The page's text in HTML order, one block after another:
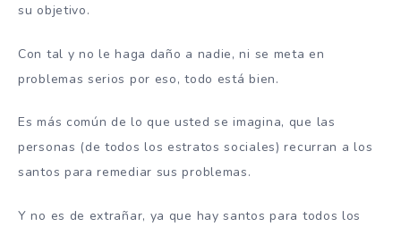
su objetivo.
Con tal y no le haga daño a nadie, ni se meta en
problemas serios por eso, todo está bien.
Es más común de lo que usted se imagina, que las
personas (de todos los estratos sociales) recurran a los
santos para remediar sus problemas.
Y no es de extrañar, ya que hay santos para todos los